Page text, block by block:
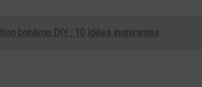
bohème DIY : 10 idées inspirantes